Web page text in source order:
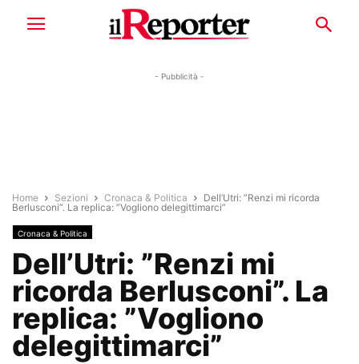
- Pubblicità -
Home Sezioni Cronaca & Politica
Dell’Utri: ”Renzi mi ricorda
Berlusconi”. La replica: ”Vogliono delegittimarci”
Cronaca & Politica
Dell’Utri: ”Renzi mi
ricorda Berlusconi”. La
replica: ”Vogliono
delegittimarci”